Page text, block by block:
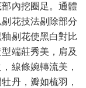
內挖圈足。通體
花技法剔除部分
剔花使黑白對比
端莊秀美，肩及
線條婉轉流美，
丹，瓣如梳羽，